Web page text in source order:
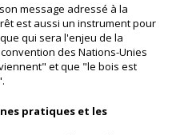
message adressé à la
est aussi un instrument pour
qui sera l'enjeu de la
des Nations-Unies
et que "le bois est
pratiques et les